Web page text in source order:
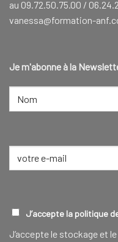
au 09.72.50.75.00 /
vanessa@formation-
Je m'abonne à la
NOM
RGPD(NÉCESSAIRE)
J’accepte la politique
J‘accepte le stockage et